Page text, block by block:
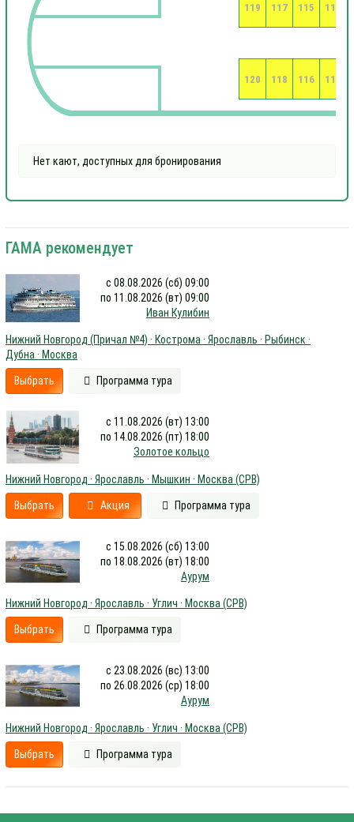
113
114
115
116
117
118
119
120
Нет кают, доступных для бронирования
ГАМА рекомендует
с 08.08.2026 (сб) 09:00
по 11.08.2026 (вт) 09:00
Иван Кулибин
Нижний Новгород (Причал №4) · Кострома · Ярославль · Рыбинск ·
Дубна · Москва
Выбрать Программа тура
с 11.08.2026 (вт) 13:00
по 14.08.2026 (пт) 18:00
Золотое кольцо
Нижний Новгород · Ярославль · Мышкин · Москва (СРВ)
Выбрать Акция Программа тура
с 15.08.2026 (сб) 13:00
по 18.08.2026 (вт) 18:00
Аурум
Нижний Новгород · Ярославль · Углич · Москва (СРВ)
Выбрать Программа тура
с 23.08.2026 (вс) 13:00
по 26.08.2026 (ср) 18:00
Аурум
Нижний Новгород · Ярославль · Углич · Москва (СРВ)
Выбрать Программа тура